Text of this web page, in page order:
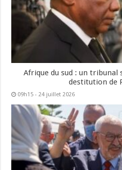
Afrique du sud : un tribunal
destitution de
09h15 - 24 juillet 2026